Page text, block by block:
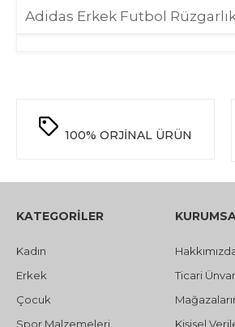
Adidas Erkek Futbol
100% ORJİNAL ÜRÜN
KATEGORİLER
Kadın
Erkek
Çocuk
Spor Malzemeleri
Ticari
Kişisel